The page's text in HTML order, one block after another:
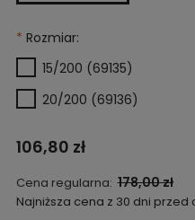
* Rozmiar:
15/200 (69135)
20/200 (69136)
106,80 zł
Cena regularna: 178,00 zł
Najniższa cena z 30 dni przed